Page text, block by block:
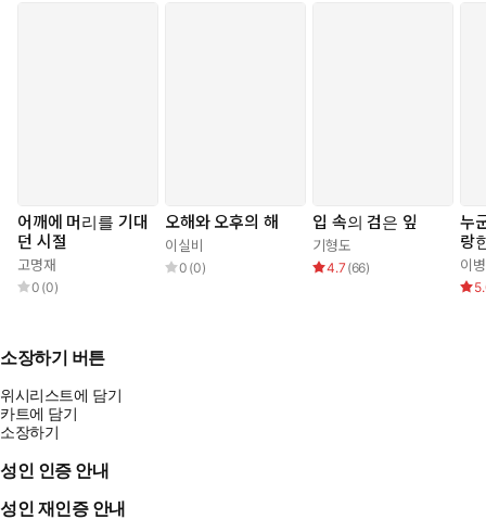
어깨에 머리를 기대
던 시절
고명재
0 (0)
오해와 오후의 해
이실비
0 (0)
입 속의 검은 잎
기형도
4.7 (66)
누
랑
이
소장하기 버튼
위시리스트에 담기
카트에 담기
소장하기
성인 인증 안내
성인 재인증 안내